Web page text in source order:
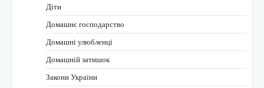
Діти
Домашнє господарство
Домашні улюбленці
Домашній затишок
Закони України